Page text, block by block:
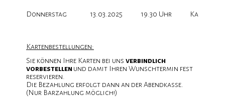
Donnerstag 13.03.2025 19.30 Uhr Karten
Kartenbestellungen:
Sie können Ihre Karten bei uns verbindlich
vorbestellenund damit Ihren Wunschtermin fest
reservieren.
Die Bezahlung erfolgt dann an der Abendkasse.
(Nur Barzahlung möglich!)